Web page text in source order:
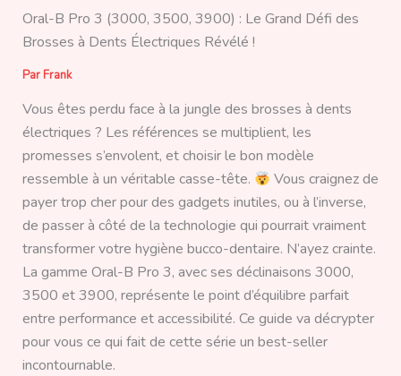
Oral-B Pro 3 (3000, 3500, 3900) : Le Grand Défi des
Brosses à Dents Électriques Révélé !
Par Frank
Vous êtes perdu face à la jungle des brosses à dents
électriques ? Les références se multiplient, les
promesses s’envolent, et choisir le bon modèle
ressemble à un véritable casse-tête.
Vous craignez de
payer trop cher pour des gadgets inutiles, ou à l’inverse,
de passer à côté de la technologie qui pourrait vraiment
transformer votre hygiène bucco-dentaire. N’ayez crainte.
La gamme Oral-B Pro 3, avec ses déclinaisons 3000,
3500 et 3900, représente le point d’équilibre parfait
entre performance et accessibilité. Ce guide va décrypter
pour vous ce qui fait de cette série un best-seller
incontournable.